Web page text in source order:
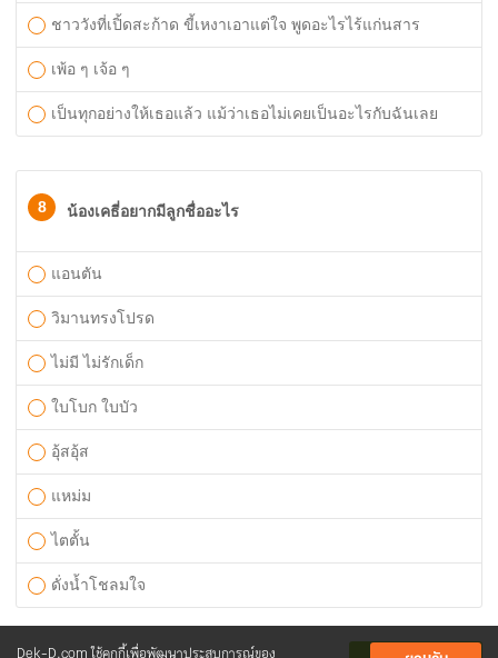
ชาววังที่เปิ้ดสะก้าด ขี้เหงาเอาแต่ใจ พูดอะไรไร้แก่นสาร
เพ้อ ๆ เจ้อ ๆ
เป็นทุกอย่างให้เธอแล้ว แม้ว่าเธอไม่เคยเป็นอะไรกับฉันเลย
8 น้องเคธี่อยากมีลูกชื่ออะไร
แอนตัน
วิมานทรงโปรด
ไม่มี ไม่รักเด็ก
ใบโบก ใบบัว
อุ้สอุ้ส
แหม่ม
ไตตั้น
ดั่งน้ำโชลมใจ